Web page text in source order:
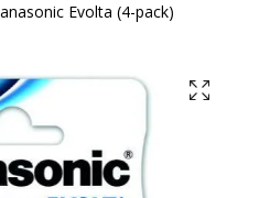
Evolta (4-pack)